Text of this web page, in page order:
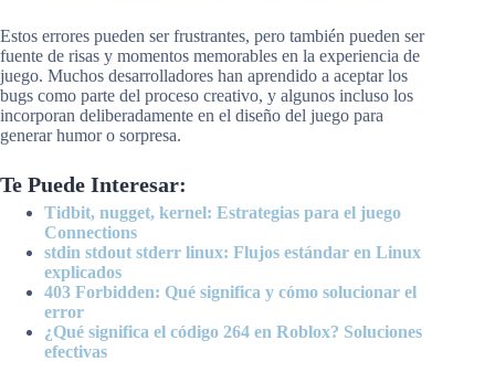
Estos errores pueden ser frustrantes, pero también pueden ser
fuente de risas y momentos memorables en la experiencia de
juego. Muchos desarrolladores han aprendido a aceptar los
bugs como parte del proceso creativo, y algunos incluso los
incorporan deliberadamente en el diseño del juego para
generar humor o sorpresa.
Te Puede Interesar:
Tidbit, nugget, kernel: Estrategias para el juego
Connections
stdin stdout stderr linux: Flujos estándar en Linux
explicados
403 Forbidden: Qué significa y cómo solucionar el
error
¿Qué significa el código 264 en Roblox? Soluciones
efectivas